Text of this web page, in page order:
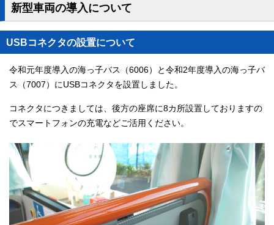
新型車両の導入について
USBコネクタの設置について
令和元年度導入の海っ子バス（6006）と令和2年度導入の海っ子バ
ス（7007）にUSBコネクタを設置しました。
コネクタにつきましては、後方の座席に8カ所設置しておりますの
でスマートフォンの充電などご活用ください。